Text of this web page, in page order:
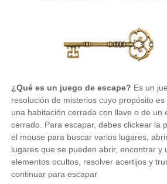
¿Qué es un juego de escape? Es un
resolución de misterios cuyo propósito es
una habitación cerrada con llave o de un
cerrado. Para escapar, debes clickear la
el mouse para buscar varios lugares,
lugares que se pueden abrir, encontrar y
elementos ocultos, resolver acertijos y
continuar para escapar